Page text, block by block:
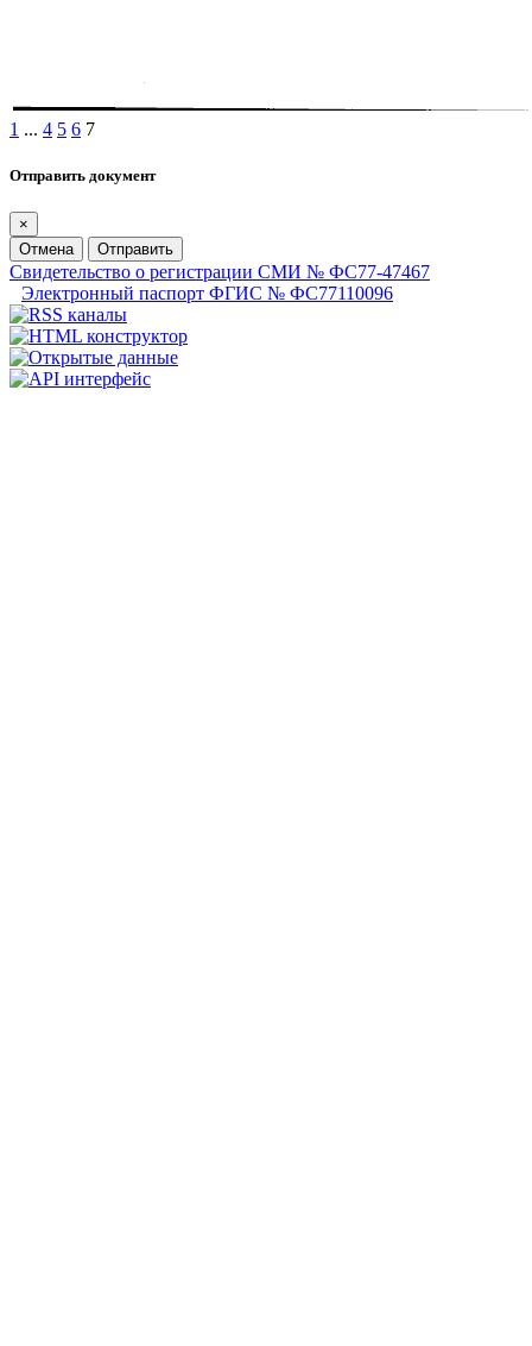
1 ... 4 5 6 7
Отправить документ
×
Отмена
Отправить
Свидетельство о регистрации СМИ № ФС77-47467
Электронный паспорт ФГИС № ФС77110096